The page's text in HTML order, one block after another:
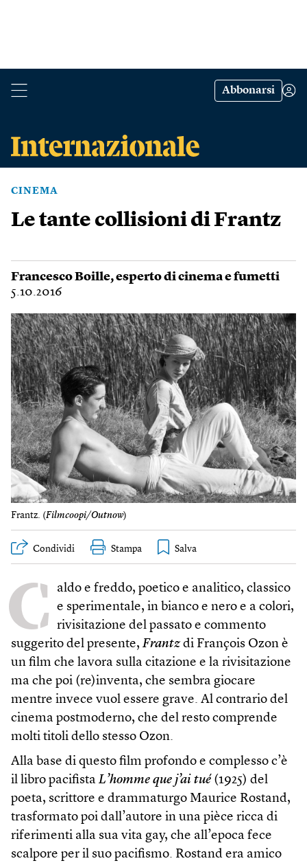
Abbonarsi
CINEMA
Le tante collisioni di Frantz
Francesco Boille, esperto di cinema e fumetti
5.10.2016
Frantz. (Filmcoopi/Outnow)
Condividi Stampa
C
aldo e freddo, poetico e analitico, classico
e sperimentale, in bianco e nero e a colori,
rivisitazione del passato e commento
suggerito del presente, Frantzdi François Ozon è
un film che lavora sulla citazione e la rivisitazione
ma che poi (re)inventa, che sembra giocare
mentre invece vuol essere grave. Al contrario del
cinema postmoderno, che del resto comprende
molti titoli dello stesso Ozon.
Alla base di questo film profondo e complesso c’è
il libro pacifista L’homme que j’ai tué (1925) del
poeta, scrittore e drammaturgo Maurice Rostand,
trasformato poi dall’autore in una pièce ricca di
riferimenti alla sua vita gay, che all’epoca fece
scalpore per il suo pacifismo. Rostand era amico